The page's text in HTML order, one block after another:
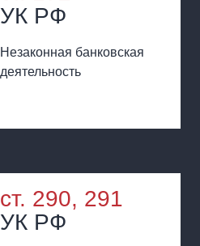
УК РФ
Незаконная банковская
деятельность
ст. 290, 291
УК РФ